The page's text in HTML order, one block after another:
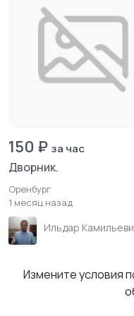
150 ₽ за час
Дворник.
Оренбург
1 месяц назад
Измените условия